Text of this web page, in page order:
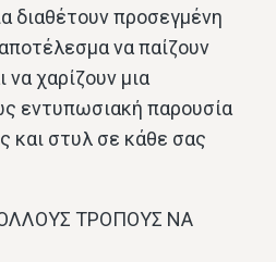
διαθέτουν προσεγμένη
να παίζουν
να χαρίζουν μια
εντυπωσιακή παρουσία
και στυλ σε κάθε σας
ΤΡΟΠΟΥΣ ΝΑ